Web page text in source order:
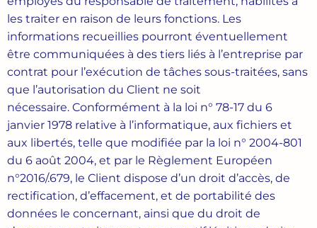
les traiter en raison de leurs fonctions. Les
informations recueillies pourront éventuellement
être communiquées à des tiers liés à l’entreprise par
contrat pour l’exécution de tâches sous-traitées, sans
que l’autorisation du Client ne soit
nécessaire. Conformément à la loi n° 78-17 du 6
janvier 1978 relative à l’informatique, aux fichiers et
aux libertés, telle que modifiée par la loi n° 2004-801
du 6 août 2004, et par le Règlement Européen
n°2016/.679, le Client dispose d’un droit d’accès, de
rectification, d’effacement, et de portabilité des
données le concernant, ainsi que du droit de